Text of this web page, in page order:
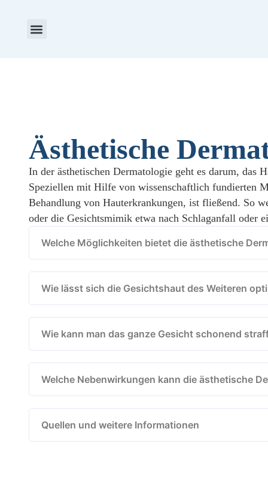
Ästhetische
In der ästhetischen Dermatologie geht es darum, das
Speziellen mit Hilfe von wissenschaftlich fundierten
Behandlung von Hauterkrankungen, ist fließend. So
oder die Gesichtsmimik etwa nach Schlaganfall oder
Welche Möglichkeiten bietet die ästhetische
Wie lässt sich die Gesichtshaut des Weiteren
Wie kann man das ganze Gesicht schonend
Welche Nebenwirkungen kann die ästhetische
Quellen und weitere Informationen